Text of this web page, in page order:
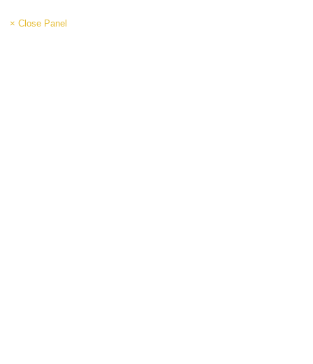
× Close Panel